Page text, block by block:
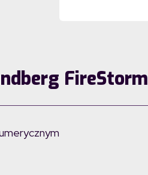
FireStorm